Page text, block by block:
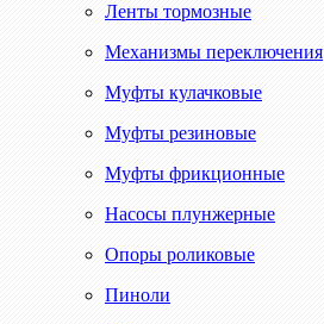
Ленты тормозные
Механизмы переключения
Муфты кулачковые
Муфты резиновые
Муфты фрикционные
Насосы плунжерные
Опоры роликовые
Пиноли